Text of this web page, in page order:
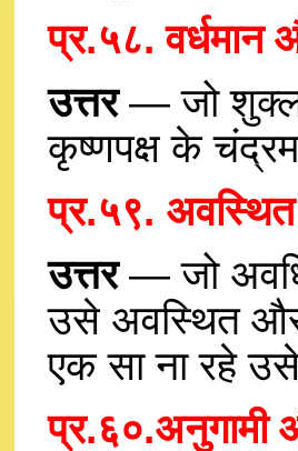
प्र.५८. वर्धमान
उत्तर— जो
कृष्णपक्ष के
प्र.५९.
उत्तर— जो
उसे अवस्थित और
एक सा ना रहे
प्र.६०.अनुगामी